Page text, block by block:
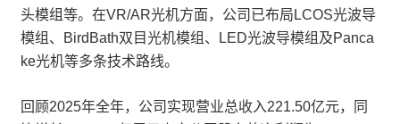
头模组等。在VR/AR光机方面，公司已布局LCOS光波导
模组、BirdBath双目光机模组、LED光波导模组及Panca
ke光机等多条技术路线。
回顾2025年全年，公司实现营业总收入221.50亿元，同